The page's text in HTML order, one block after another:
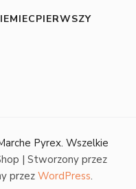
Pyrex. Wszelkie
| Stworzony przez
przezWordPress.